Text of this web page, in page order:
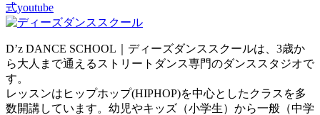
式youtube
D’z DANCE SCHOOL｜ディーズダンススクールは、3歳か
ら大人まで通えるストリートダンス専門のダンススタジオで
す。
レッスンはヒップホップ(HIPHOP)を中心としたクラスを多
数開講しています。幼児やキッズ（小学生）から一般（中学